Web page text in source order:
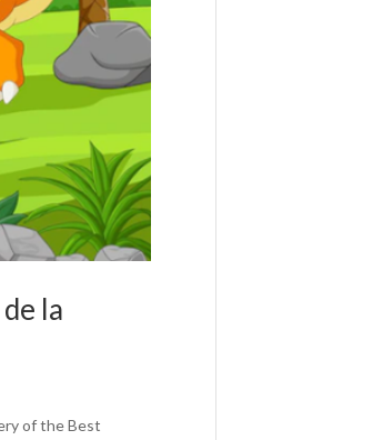
la
of the Best